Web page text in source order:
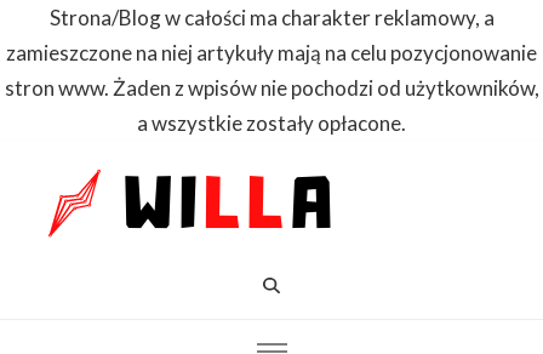
Strona/Blog w całości ma charakter reklamowy, a
zamieszczone na niej artykuły mają na celu pozycjonowanie
stron www. Żaden z wpisów nie pochodzi od użytkowników,
a wszystkie zostały opłacone.